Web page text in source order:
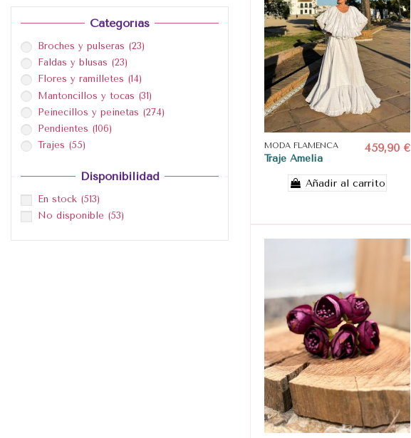
MODA FLAMENCA
Traje Amelia
459,90 €
Añadir al carrito
Categorías
Broches y pulseras (23)
Faldas y blusas (23)
Flores y ramilletes (14)
Mantoncillos y tocas (31)
Peinecillos y peinetas (274)
Pendientes (106)
Trajes (55)
Disponibilidad
En stock (513)
No disponible (53)